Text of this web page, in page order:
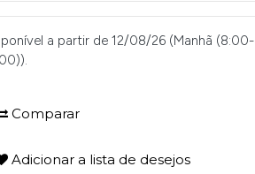
a partir de 12/08/26 (Manhã (8:00-
Comparar
Adicionar a lista de desejos